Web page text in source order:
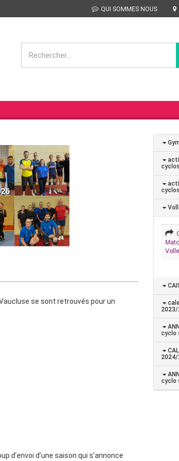
QUI SOMMES NOUS
se sont retrouvés pour un
d’envoi d’une saison qui s’annonce
2023/
cyclo
2024/
cyclo